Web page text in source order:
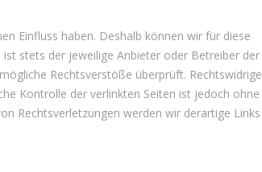
Einfluss haben. Deshalb können wir für diese
stets der jeweilige Anbieter oder Betreiber der
Rechtsverstöße überprüft. Rechtswidrige
Kontrolle der verlinkten Seiten ist jedoch ohne
Rechtsverletzungen werden wir derartige Links